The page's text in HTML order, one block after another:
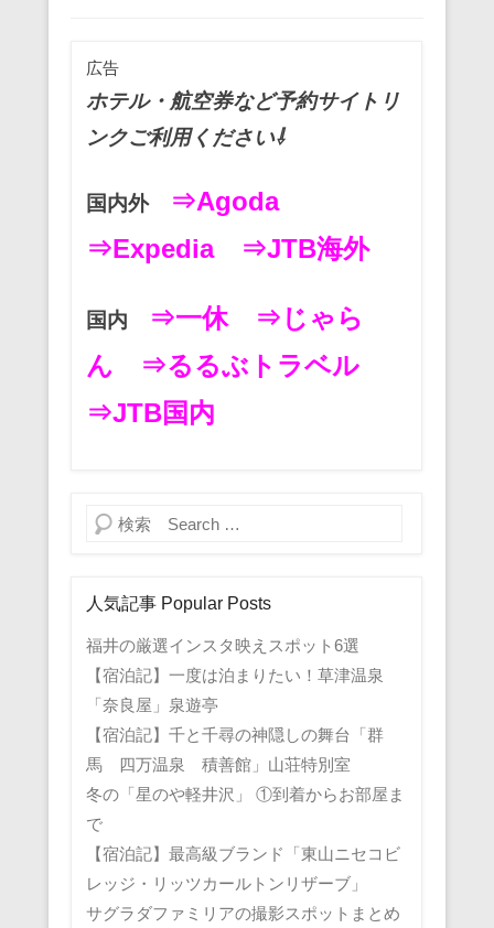
b
o
o
k
広告
ホテル・航空券など予約サイトリ
ンクご利用ください⇩
国内外
⇒Agoda
⇒Expedia
⇒JTB海外
国内 ⇒一休
⇒じゃら
ん
⇒るるぶトラベル
⇒JTB国内
検索
人気記事 Popular Posts
福井の厳選インスタ映えスポット6選
【宿泊記】一度は泊まりたい！草津温泉
「奈良屋」泉遊亭
【宿泊記】千と千尋の神隠しの舞台「群
馬 四万温泉 積善館」山荘特別室
冬の「星のや軽井沢」 ①到着からお部屋ま
で
【宿泊記】最高級ブランド「東山ニセコビ
レッジ・リッツカールトンリザーブ」
サグラダファミリアの撮影スポットまとめ